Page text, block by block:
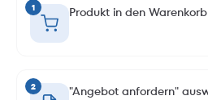
1 Produkt in den
2 "Angebot anfordern"